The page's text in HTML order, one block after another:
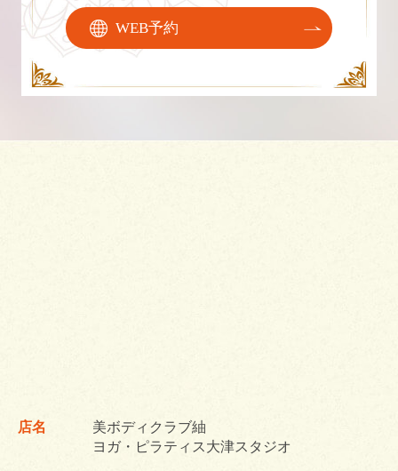
WEB予約
店名
美ボディクラブ紬
ヨガ・ピラティス大津スタジオ